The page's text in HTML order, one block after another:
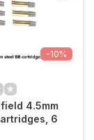
-10%
4.5mm
6